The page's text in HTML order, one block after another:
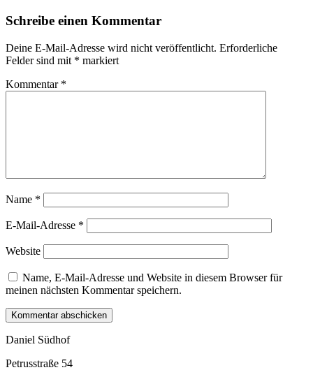
Schreibe einen Kommentar
Deine E-Mail-Adresse wird nicht veröffentlicht. Erforderliche
Felder sind mit * markiert
Kommentar *
Name *
E-Mail-Adresse *
Website
Name, E-Mail-Adresse und Website in diesem Browser für
meinen nächsten Kommentar speichern.
Daniel Südhof
Petrusstraße 54